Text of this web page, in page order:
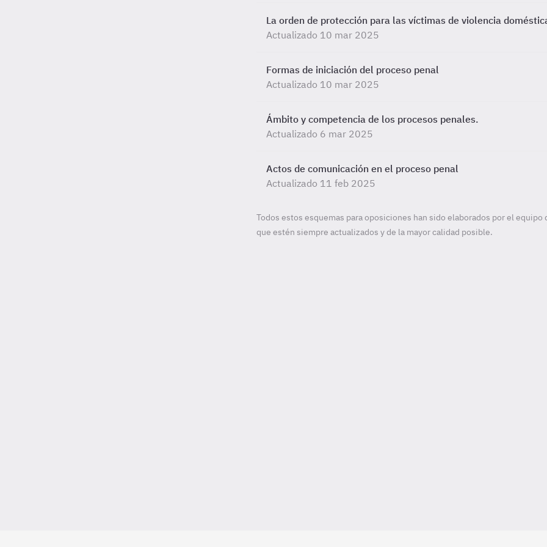
La orden de protección para las víctimas de violencia
Actualizado 10 mar 2025
Formas de iniciación del proceso penal
Actualizado 10 mar 2025
Ámbito y competencia de los procesos penales.
Actualizado 6 mar 2025
Actos de comunicación en el proceso penal
Actualizado 11 feb 2025
Todos estos esquemas para oposiciones han sido elaborados por el
que estén siempre actualizados y de la mayor calidad posible.